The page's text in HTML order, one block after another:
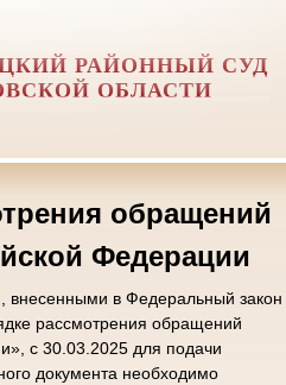
РАЙОННЫЙ СУД
ОБЛАСТИ
обращений
Федерации
внесенными в Федеральный закон
рассмотрения обращений
с 30.03.2025 для подачи
документа необходимо